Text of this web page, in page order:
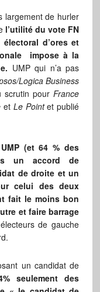
largement de hurler
l’utilité du vote FN
électoral d’ores et
impose à la
UMP qui n’a pas
Logica Business
scrutin pourFrance
et Le Pointet publié
(et 64 % des
un accord de
de droite et un
celui des deux
fait le moins bon
et faire barrage
de gauche
un candidat de
seulement des